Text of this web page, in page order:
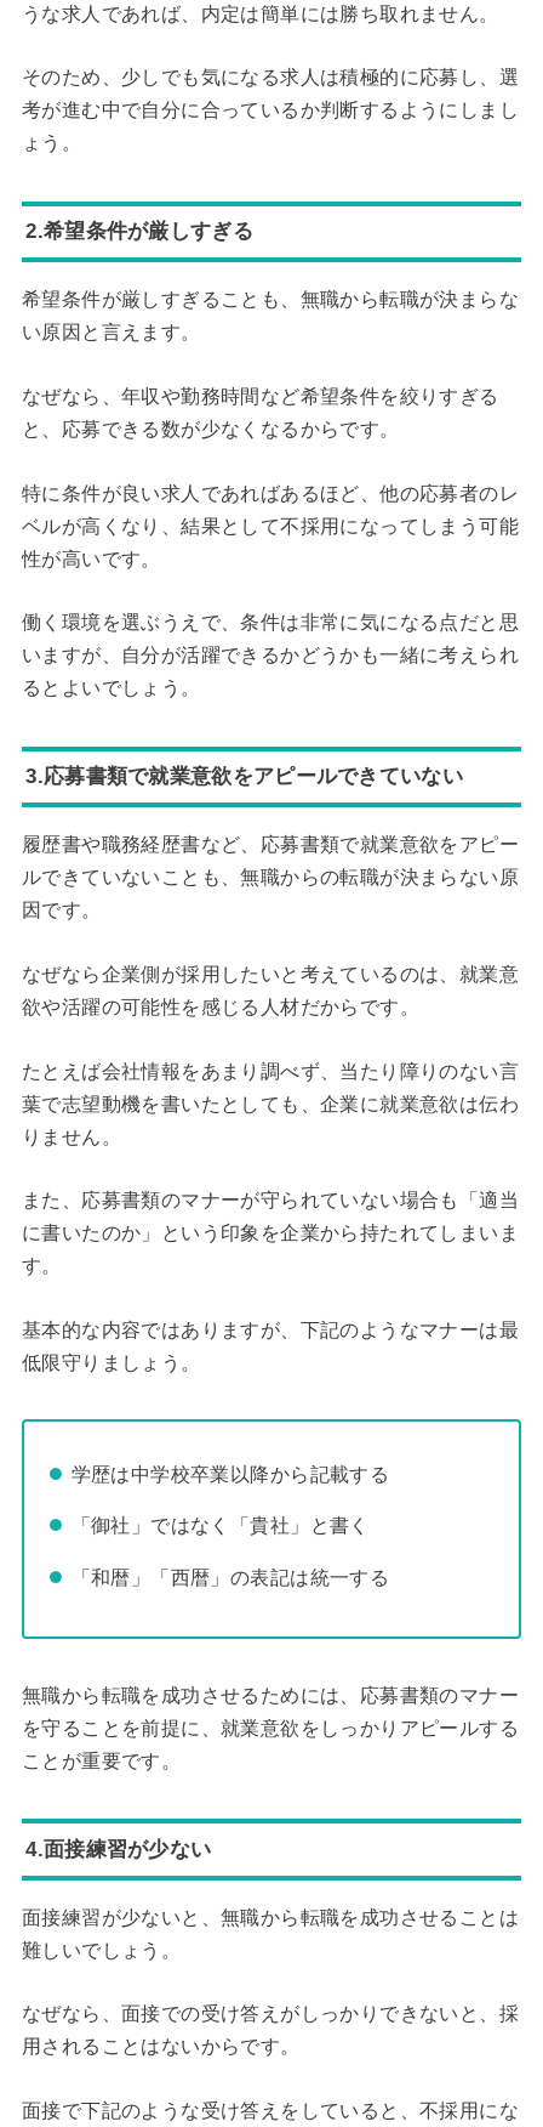
うな求人であれば、内定は簡単には勝ち取れません。
そのため、少しでも気になる求人は積極的に応募し、選
考が進む中で自分に合っているか判断するようにしまし
ょう。
2.希望条件が厳しすぎる
希望条件が厳しすぎることも、無職から転職が決まらな
い原因と言えます。
なぜなら、年収や勤務時間など希望条件を絞りすぎる
と、応募できる数が少なくなるからです。
特に条件が良い求人であればあるほど、他の応募者のレ
ベルが高くなり、結果として不採用になってしまう可能
性が高いです。
働く環境を選ぶうえで、条件は非常に気になる点だと思
いますが、自分が活躍できるかどうかも一緒に考えられ
るとよいでしょう。
3.応募書類で就業意欲をアピールできていない
履歴書や職務経歴書など、応募書類で就業意欲をアピー
ルできていないことも、無職からの転職が決まらない原
因です。
なぜなら企業側が採用したいと考えているのは、就業意
欲や活躍の可能性を感じる人材だからです。
たとえば会社情報をあまり調べず、当たり障りのない言
葉で志望動機を書いたとしても、企業に就業意欲は伝わ
りません。
また、応募書類のマナーが守られていない場合も「適当
に書いたのか」という印象を企業から持たれてしまいま
す。
基本的な内容ではありますが、下記のようなマナーは最
低限守りましょう。
学歴は中学校卒業以降から記載する
「御社」ではなく「貴社」と書く
「和暦」「西暦」の表記は統一する
無職から転職を成功させるためには、応募書類のマナー
を守ることを前提に、就業意欲をしっかりアピールする
ことが重要です。
4.面接練習が少ない
面接練習が少ないと、無職から転職を成功させることは
難しいでしょう。
なぜなら、面接での受け答えがしっかりできないと、採
用されることはないからです。
面接で下記のような受け答えをしていると、不採用にな